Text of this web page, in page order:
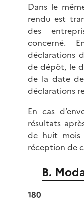
Dans le
rendu est
des
concerné.
déclarations
de dépôt, le
de la date
déclarations
En cas
résultats
de huit
réception de
B.
180